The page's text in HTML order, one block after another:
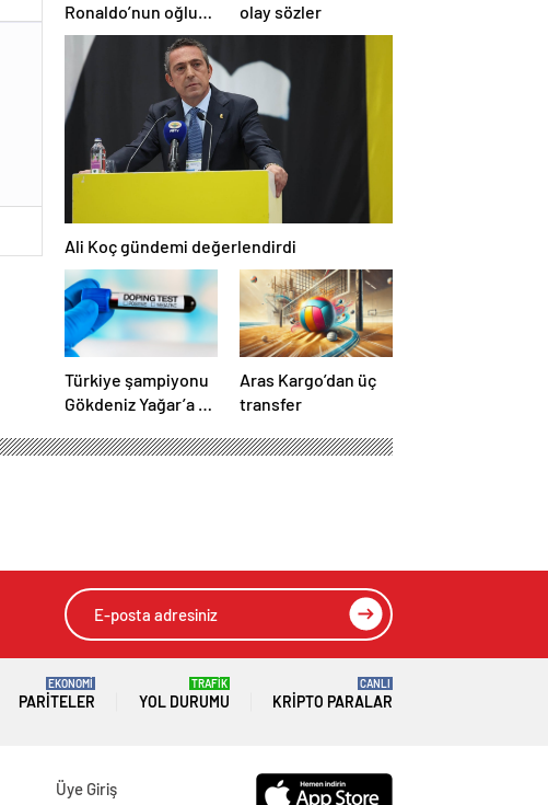
Ronaldo’nun oğluna
milla davet
olay sözler
Ali Koç gündemi değerlendirdi
Türkiye şampiyonu
Gökdeniz Yağar’a 3
Aras Kargo’dan üç
transfer
PARITELER
EKONOMİ
YOL DURUMU
TRAFİK
KRIPTO PARALAR
CANLI
Üye Giriş